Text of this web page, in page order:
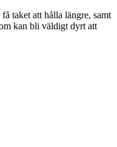
taket att hålla längre, samt
kan bli väldigt dyrt att